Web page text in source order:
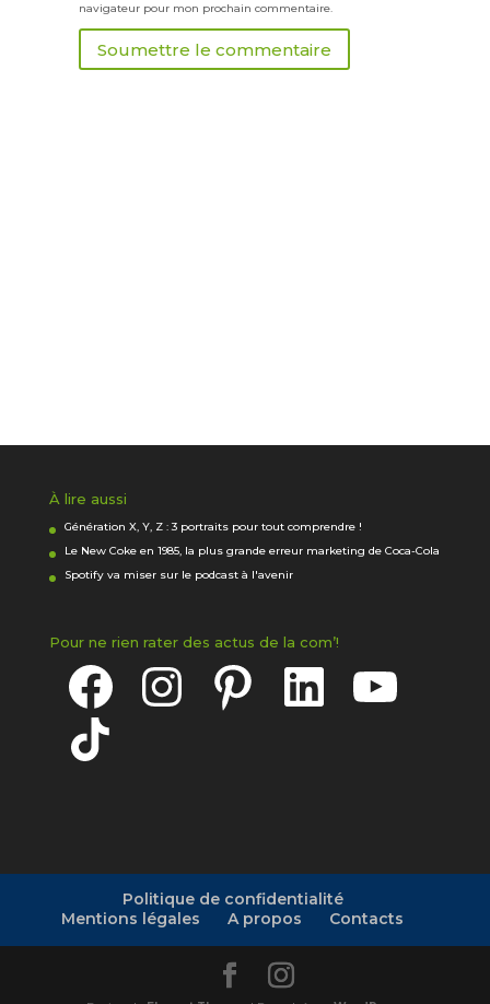
navigateur pour mon prochain commentaire.
Soumettre le commentaire
À lire aussi
Génération X, Y, Z : 3 portraits pour tout comprendre !
Le New Coke en 1985, la plus grande erreur marketing de Coca-Cola
Spotify va miser sur le podcast à l'avenir
Pour ne rien rater des actus de la com’!
Facebook Pinterest
TikTok
Politique de confidentialité
Mentions légales
A propos Contacts